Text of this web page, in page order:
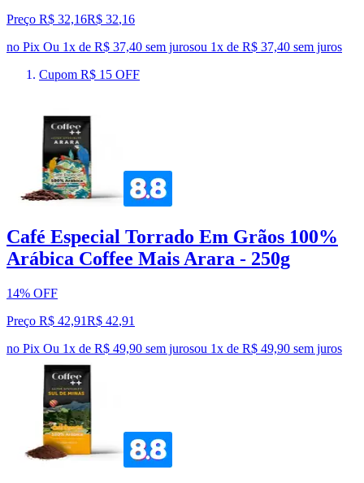
Preço R$ 32,16R$ 32,16
no Pix Ou 1x de R$ 37,40 sem jurosou 1x de R$ 37,40 sem juros
Cupom R$ 15 OFF
Café Especial Torrado Em Grãos 100%
Arábica Coffee Mais Arara - 250g
14% OFF
Preço R$ 42,91R$ 42,91
no Pix Ou 1x de R$ 49,90 sem jurosou 1x de R$ 49,90 sem juros